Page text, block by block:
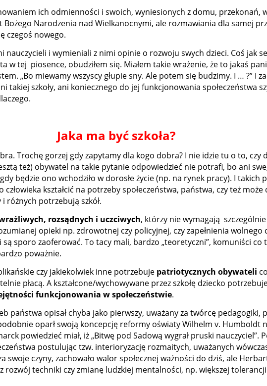
ich odmienności i swoich, wyniesionych z domu, przekonań,
Bożego Narodzenia nad Wielkanocnymi, ale rozmawiania dla samej
czegoś nowego.
nauczycieli i wymieniali z nimi opinie o rozwoju swych dzieci. Coś jak
w tej piosence, obudziłem się. Miałem takie wrażenie, że to jakaś
„Bo miewamy wszyscy głupie sny. Ale potem się budzimy. I … ?” I
takiej szkoły, ani koniecznego do jej funkcjonowania społeczeństwa
Jaka ma być szkoła?
Trochę gorzej gdy zapytamy dla kogo dobra? I nie idzie tu o to, czy
też) obywatel na takie pytanie odpowiedzieć nie potrafi, bo ani
będzie ono wchodziło w dorosłe życie (np. na rynek pracy). I takich
kształcić na potrzeby społeczeństwa, państwa, czy też
różnych potrzebują szkół.
rozsądnych i uczciwych, którzy nie wymagają
opieki np. zdrowotnej czy policyjnej, czy zapełnienia wolnego
są sporo zaoferować. To tacy mali, bardzo „teoretyczni”, komuniści co
poważnie.
czy jakiekolwiek inne potrzebuje patriotycznych obywateli
płacą. A kształcone/wychowywane przez szkołę dziecko
funkcjonowania w społeczeństwie.
państwa opisał chyba jako pierwszy, uważany za twórcę pedagogiki,
oparł swoją koncepcję reformy oświaty Wilhelm v. Humboldt
powiedzieć miał, iż „Bitwę pod Sadową wygrał pruski nauczyciel”.
postulując tzw. interioryzację rozmaitych, uważanych
swoje czyny, zachowało walor społecznej ważności do dziś, ale
rozwój techniki czy zmianę ludzkiej mentalności, np. większej